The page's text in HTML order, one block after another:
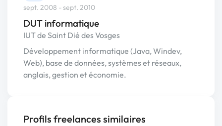
sept. 2008 - sept. 2010
DUT informatique
IUT de Saint Dié des Vosges
Développement informatique (Java, Windev,
Web), base de données, systèmes et réseaux,
anglais, gestion et économie.
Profils freelances similaires